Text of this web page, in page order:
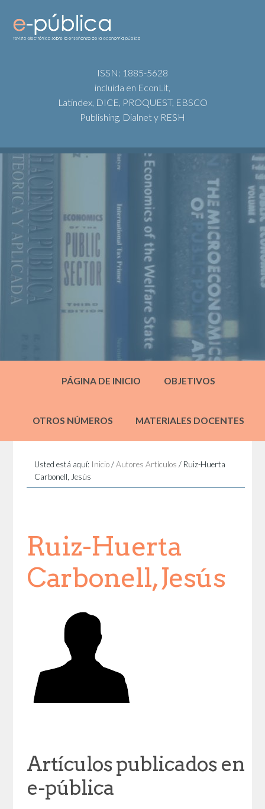
ISSN: 1885-5628
incluida en EconLit,
Latindex, DICE, PROQUEST, EBSCO
Publishing, Dialnet y RESH
PÁGINA DE INICIO OBJETIVOS
OTROS NÚMEROS MATERIALES DOCENTES
Usted está aquí: Inicio / Autores Artículos / Ruiz-Huerta
Carbonell, Jesús
Ruiz-Huerta
Carbonell, Jesús
Artículos publicados en
e-pública